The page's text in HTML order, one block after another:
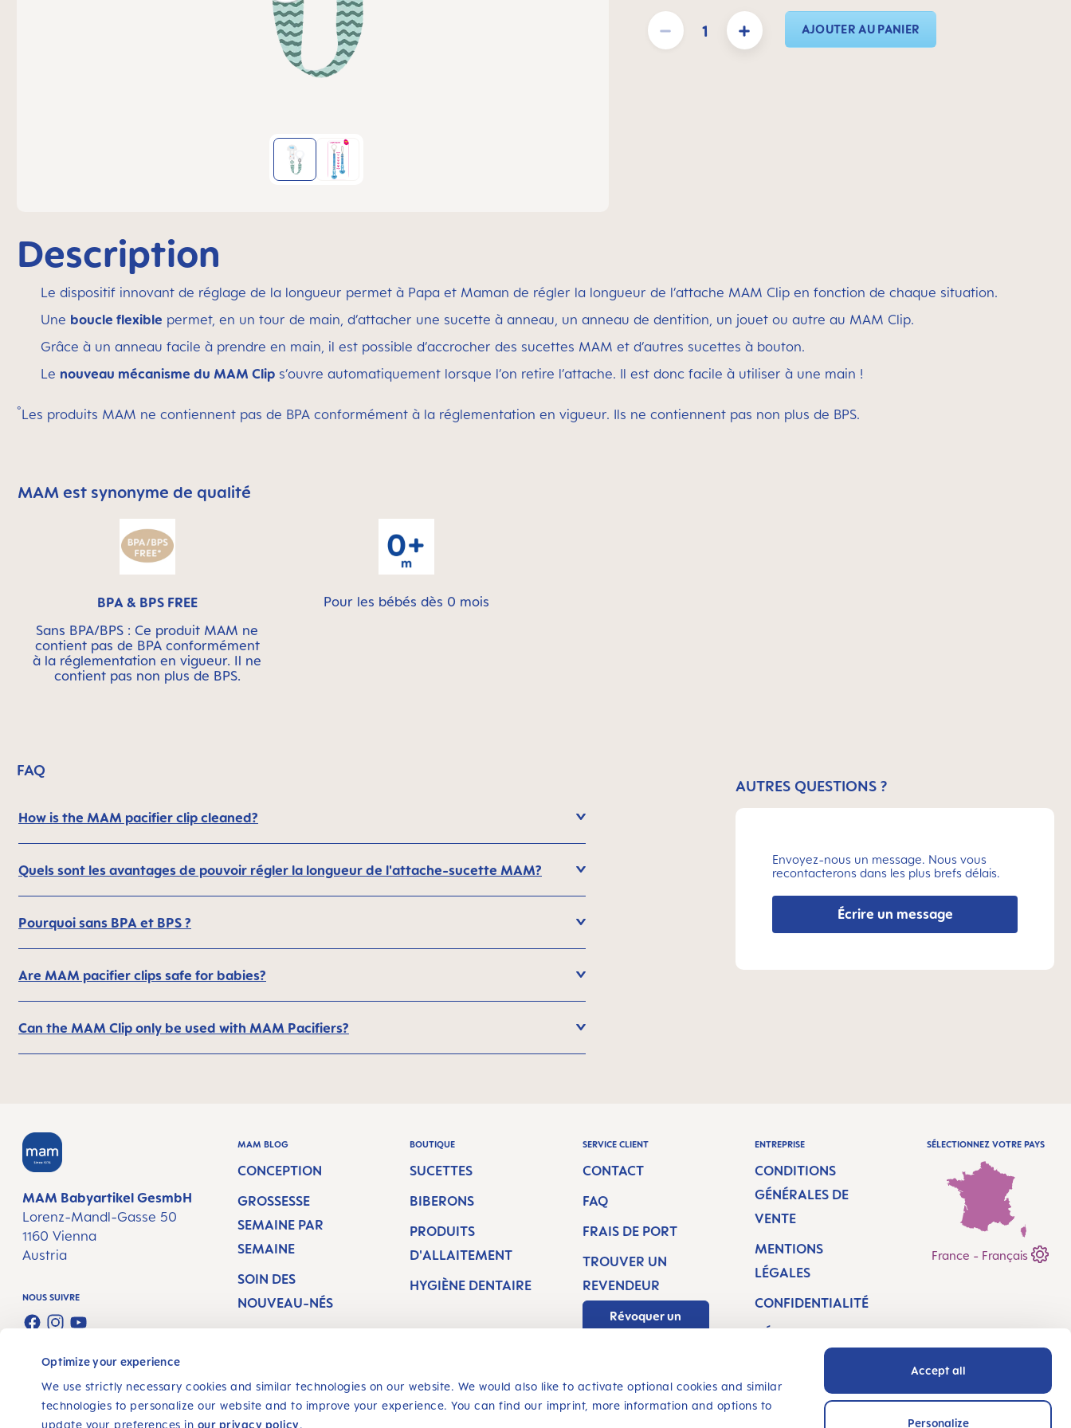
Optimize your experience
We use strictly necessary cookies and similar technologies on our website. We would also like to activate optional cookies and similar
technologies to personalize our website and to improve your experience. You can find our imprint, more information and options to
update your preferences in our privacy policy.
Accept all
Personalize
Quantité de produit : Entrez la quantité souhaitée ou utilisez les boutons pour augmenter ou
AJOUTER AU PANIER
Description
Le dispositif innovant de réglage de la longueur permet à Papa et Maman de régler la longueur de l’attache MAM Clip en fonction de chaque situation.
Une boucle flexible permet, en un tour de main, d’attacher une sucette à anneau, un anneau de dentition, un jouet ou autre au MAM Clip.
Grâce à un anneau facile à prendre en main, il est possible d’accrocher des sucettes MAM et d’autres sucettes à bouton.
Le nouveau mécanisme du MAM Clip s’ouvre automatiquement lorsque l’on retire l’attache. Il est donc facile à utiliser à une main !
°Les produits MAM ne contiennent pas de BPA conformément à la réglementation en vigueur. Ils ne contiennent pas non plus de BPS.
Skip MAM Means Quality Icon Bar
MAM est synonyme de qualité
BPA & BPS FREE
Sans BPA/BPS : Ce produit MAM ne
contient pas de BPA conformément
à la réglementation en vigueur. Il ne
contient pas non plus de BPS.
Pour les bébés dès 0 mois
FAQ
How is the MAM pacifier clip cleaned?
Quels sont les avantages de pouvoir régler la longueur de l'attache-sucette MAM?
Pourquoi sans BPA et BPS ?
Are MAM pacifier clips safe for babies?
Can the MAM Clip only be used with MAM Pacifiers?
AUTRES QUESTIONS ?
Envoyez-nous un message. Nous vous
recontacterons dans les plus brefs délais.
Écrire un message
MAM Babyartikel GesmbH
Lorenz-Mandl-Gasse 50
1160 Vienna
Austria
NOUS SUIVRE
FACEBOOK
INSTAGRAM
YOUTUBE
MAM BLOG
CONCEPTION
GROSSESSE
SEMAINE PAR
SEMAINE
SOIN DES
NOUVEAU-NÉS
ALLAITEMENT ET
BOUTIQUE
SUCETTES
BIBERONS
PRODUITS
D'ALLAITEMENT
HYGIÈNE DENTAIRE
SERVICE CLIENT
CONTACT
FAQ
FRAIS DE PORT
TROUVER UN
REVENDEUR
Révoquer un
ENTREPRISE
CONDITIONS
GÉNÉRALES DE
VENTE
MENTIONS
LÉGALES
CONFIDENTIALITÉ
DÉCLARATION
D’ACCESSIBILITÉ
LOCALISATEUR DE
MAGASINS
SÉLECTIONNEZ VOTRE PAYS
France - Français